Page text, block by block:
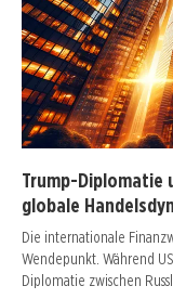
Trump-Diplomatie
globale
Die internationale
Wendepunkt. Während
Diplomatie zwischen